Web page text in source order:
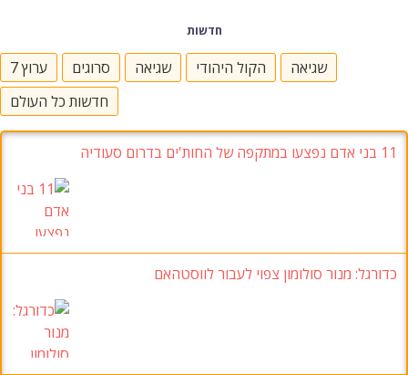
חדשות
ערוץ 7 סרוגים שגיאה הקול היהודי
שגיאה
חדשות כל העולם
11 בני אדם נפצעו במתקפה של החות'ים בדרום סעודיה
כדורגל: מנור סולומון צפוי לעבור לווסטהאם